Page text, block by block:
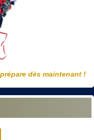
dès maintenant !